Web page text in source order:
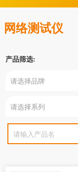
网络测试仪
产品筛选: